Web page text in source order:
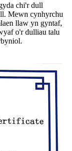
chi'r dull
Mewn cynhyrchu
llaw yn gyntaf,
o'r dulliau talu